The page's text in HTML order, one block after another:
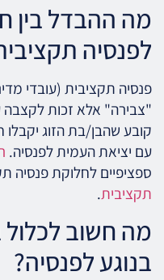
מה ההבדל בין
לפנסיה
פנסיה תקציבית (עובדי
"צבירה" אלא זכות
קובע שהבן/בת הזוג
עם יציאת העמית לפנסיה.
ספציפיים לחלוקת פנסיה
תקציבית.
מה חשוב לכלול
בנוגע לפנסיה?